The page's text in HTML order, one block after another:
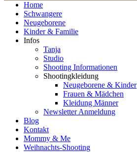
Home
Schwangere
Neugeborene
Kinder & Familie
Infos
Tanja
Studio
Shooting Informationen
Shootingkleidung
Neugeborene & Kinder
Frauen & Mädchen
Kleidung Männer
Newsletter Anmeldung
Blog
Kontakt
Mommy & Me
Weihnachts-Shooting